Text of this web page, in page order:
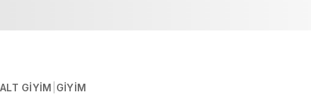
ALT GIYIM GIYIM